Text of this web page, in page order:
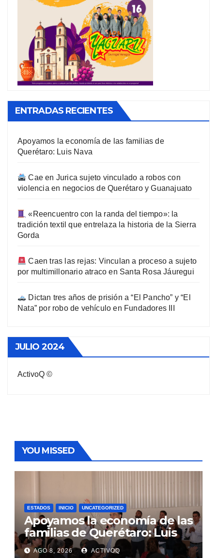
ENTRADAS RECIENTES
Apoyamos la economía de las familias de
Querétaro: Luis Nava
Cae en Jurica sujeto vinculado a robos con
violencia en negocios de Querétaro y Guanajuato
«Reencuentro con la randa del tiempo»: la
tradición textil que entrelaza la historia de la Sierra
Gorda
Caen tras las rejas: Vinculan a proceso a sujeto
por multimillonario atraco en Santa Rosa Jáuregui
Dictan tres años de prisión a “El Pancho” y “El
Nata” por robo de vehículo en Fundadores III
JULIO 2024
ActivoQ ©
YOU MISSED
ESTADOS INICIO UNCATEGORIZED
Apoyamos la economía de las
familias de Querétaro: Luis
Nava
AGO 8, 2026 ACTIVOQ